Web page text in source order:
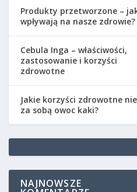
Produkty przetworzone –
wpływają na nasze zdrowie?
Cebula Inga – właściwości,
zastosowanie i korzyści
zdrowotne
Jakie korzyści zdrowotne
za sobą owoc kaki?
NAJNOWSZE